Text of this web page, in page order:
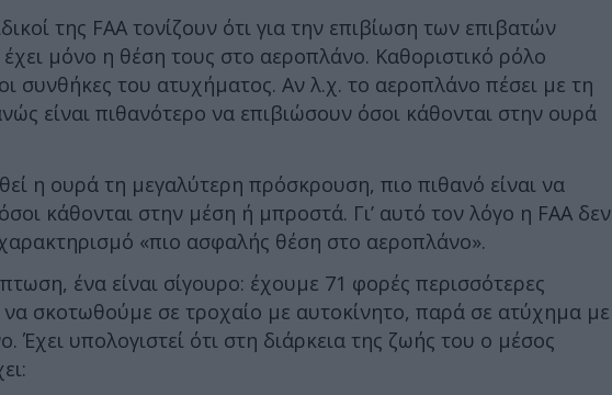
της FAA τονίζουν ότι για την επιβίωση των επιβατών
μόνο η θέση τους στο αεροπλάνο. Καθοριστικό ρόλο
συνθήκες του ατυχήματος. Αν λ.χ. το αεροπλάνο πέσει με τη
είναι πιθανότερο να επιβιώσουν όσοι κάθονται στην ουρά
η ουρά τη μεγαλύτερη πρόσκρουση, πιο πιθανό είναι να
κάθονται στην μέση ή μπροστά. Γι’ αυτό τον λόγο η FAA δεν
«πιο ασφαλής θέση στο αεροπλάνο».
ένα είναι σίγουρο: έχουμε 71 φορές περισσότερες
να σκοτωθούμε σε τροχαίο με αυτοκίνητο, παρά σε ατύχημα με
Έχει υπολογιστεί ότι στη διάρκεια της ζωής του ο μέσος